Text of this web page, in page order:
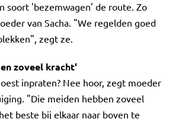
soort 'bezemwagen' de route. Zo
van Sacha. "We regelden goed
zegt ze.
zoveel kracht'
inpraten? Nee hoor, zegt moeder
"Die meiden hebben zoveel
beste bij elkaar naar boven te